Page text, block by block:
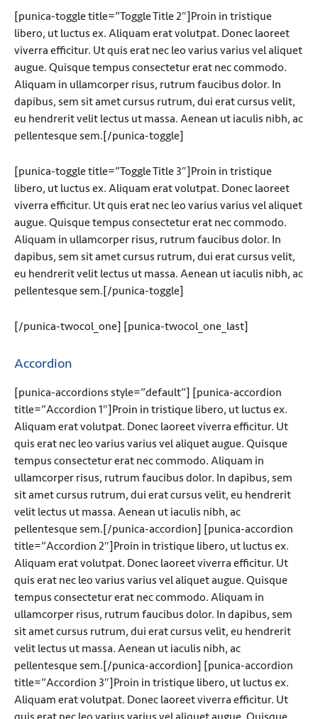
[punica-toggle title=”Toggle Title 2″]Proin in tristique
libero, ut luctus ex. Aliquam erat volutpat. Donec laoreet
viverra efficitur. Ut quis erat nec leo varius varius vel aliquet
augue. Quisque tempus consectetur erat nec commodo.
Aliquam in ullamcorper risus, rutrum faucibus dolor. In
dapibus, sem sit amet cursus rutrum, dui erat cursus velit,
eu hendrerit velit lectus ut massa. Aenean ut iaculis nibh, ac
pellentesque sem.[/punica-toggle]
[punica-toggle title=”Toggle Title 3″]Proin in tristique
libero, ut luctus ex. Aliquam erat volutpat. Donec laoreet
viverra efficitur. Ut quis erat nec leo varius varius vel aliquet
augue. Quisque tempus consectetur erat nec commodo.
Aliquam in ullamcorper risus, rutrum faucibus dolor. In
dapibus, sem sit amet cursus rutrum, dui erat cursus velit,
eu hendrerit velit lectus ut massa. Aenean ut iaculis nibh, ac
pellentesque sem.[/punica-toggle]
[/punica-twocol_one] [punica-twocol_one_last]
Accordion
[punica-accordions style=”default”] [punica-accordion
title=”Accordion 1″]Proin in tristique libero, ut luctus ex.
Aliquam erat volutpat. Donec laoreet viverra efficitur. Ut
quis erat nec leo varius varius vel aliquet augue. Quisque
tempus consectetur erat nec commodo. Aliquam in
ullamcorper risus, rutrum faucibus dolor. In dapibus, sem
sit amet cursus rutrum, dui erat cursus velit, eu hendrerit
velit lectus ut massa. Aenean ut iaculis nibh, ac
pellentesque sem.[/punica-accordion] [punica-accordion
title=”Accordion 2″]Proin in tristique libero, ut luctus ex.
Aliquam erat volutpat. Donec laoreet viverra efficitur. Ut
quis erat nec leo varius varius vel aliquet augue. Quisque
tempus consectetur erat nec commodo. Aliquam in
ullamcorper risus, rutrum faucibus dolor. In dapibus, sem
sit amet cursus rutrum, dui erat cursus velit, eu hendrerit
velit lectus ut massa. Aenean ut iaculis nibh, ac
pellentesque sem.[/punica-accordion] [punica-accordion
title=”Accordion 3″]Proin in tristique libero, ut luctus ex.
Aliquam erat volutpat. Donec laoreet viverra efficitur. Ut